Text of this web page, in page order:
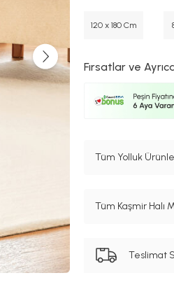
120 x 180 Cm
Fırsatlar ve
Tüm Yolluk
Tüm Kaşmir Halı
Teslimat